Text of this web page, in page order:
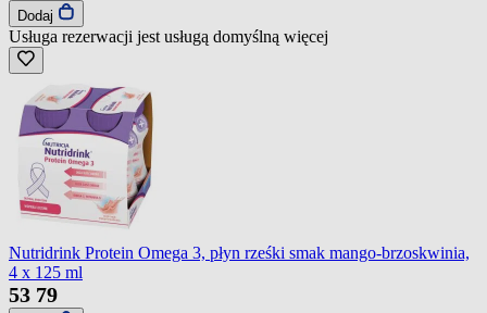
Dodaj
Usługa rezerwacji jest usługą domyślną więcej
Nutridrink Protein Omega 3, płyn rześki smak mango-brzoskwinia,
4 x 125 ml
53 79